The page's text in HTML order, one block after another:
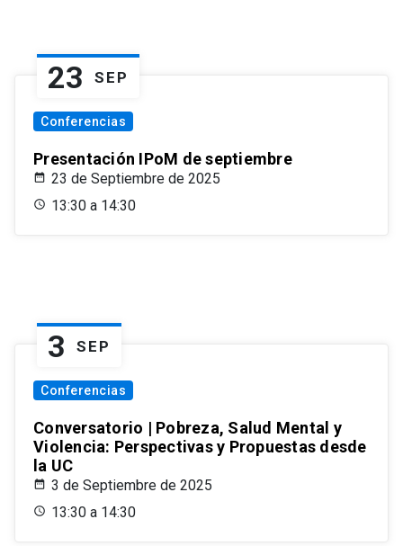
23 SEP
Conferencias
Presentación IPoM de septiembre
23 de Septiembre de 2025
13:30 a 14:30
3 SEP
Conferencias
Conversatorio | Pobreza, Salud Mental y
Violencia: Perspectivas y Propuestas desde
la UC
3 de Septiembre de 2025
13:30 a 14:30